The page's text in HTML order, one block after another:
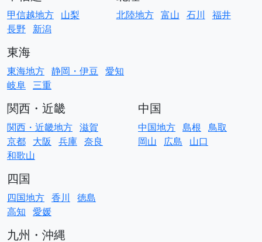
甲信越地方 山梨
長野
新潟
北陸地方 富山 石川 福井
東海
東海地方 静岡・伊豆 愛知
岐阜 三重
関西・近畿
関西・近畿地方 滋賀
京都 大阪 兵庫 奈良
和歌山
中国
中国地方 島根 鳥取
岡山
広島 山口
四国
四国地方 香川
徳島
高知 愛媛
九州・沖縄